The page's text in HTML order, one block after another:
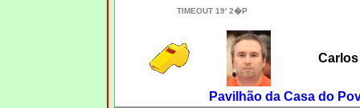
TIMEOUT 19' 2�P
Pavilhão da Casa do